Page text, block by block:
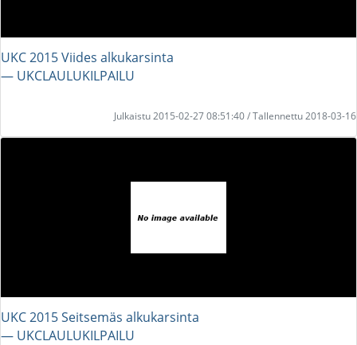
UKC 2015 Viides alkukarsinta
― UKCLAULUKILPAILU
Julkaistu 2015-02-27 08:51:40 / Tallennettu 2018-03-16
UKC 2015 Seitsemäs alkukarsinta
― UKCLAULUKILPAILU